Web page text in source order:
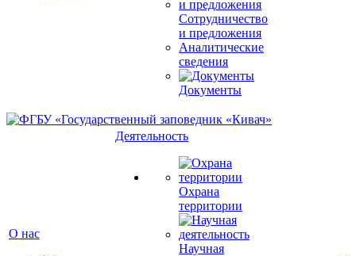
Сотрудничество
и предложения
Аналитические
сведения
Документы
О нас
Деятельность
Охрана
территории
Научная